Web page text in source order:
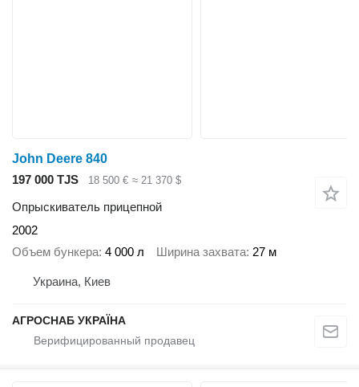
John Deere 840
197 000 TJS
18 500 € ≈ 21 370 $
Опрыскиватель прицепной
2002
Объем бункера 4 000 л Ширина захвата 27 м
Украина, Киев
АГРОСНАБ УКРАЇНА